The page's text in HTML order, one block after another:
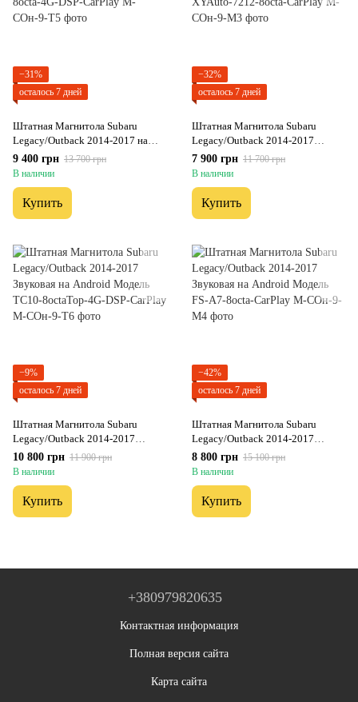
−31%
осталось 7 дней
Штатная Магнитола Subaru
Legacy/Outback 2014-2017 на
Android Модель XYAuto-5760-
8octa-4G-DSP-CarPlay
9 400 грн 13 700 грн
В наличии
Купить
−32%
осталось 7 дней
Штатная Магнитола Subaru
Legacy/Outback 2014-2017
Звуковая на Android Модель
XYAuto-7212-8octa-CarPlay
7 900 грн 11 700 грн
В наличии
Купить
−9%
осталось 7 дней
Штатная Магнитола Subaru
Legacy/Outback 2014-2017
Звуковая на Android Модель
ТС10-8octaTop-4G-DSP-CarPlay
10 800 грн 11 900 грн
В наличии
Купить
−42%
осталось 7 дней
Штатная Магнитола Subaru
Legacy/Outback 2014-2017
Звуковая на Android Модель FS-
A7-8octa-CarPlay
8 800 грн 15 100 грн
В наличии
Купить
+380979820635
Контактная информация
Полная версия сайта
Карта сайта